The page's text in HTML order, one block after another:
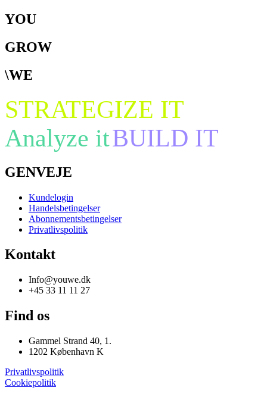
YOU
GROW
\WE
STRATEGIZE IT
Analyze itBUILD IT
GENVEJE
Kundelogin
Handelsbetingelser
Abonnementsbetingelser
Privatlivspolitik
Kontakt
Info@youwe.dk
+45 33 11 11 27
Find os
Gammel Strand 40, 1.
1202 København K
Privatlivspolitik
Cookiepolitik